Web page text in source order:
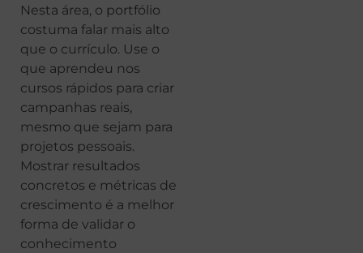
Nesta área, o portfólio
costuma falar mais alto
que o currículo. Use o
que aprendeu nos
cursos rápidos para criar
campanhas reais,
mesmo que sejam para
projetos pessoais.
Mostrar resultados
concretos e métricas de
crescimento é a melhor
forma de validar o
conhecimento